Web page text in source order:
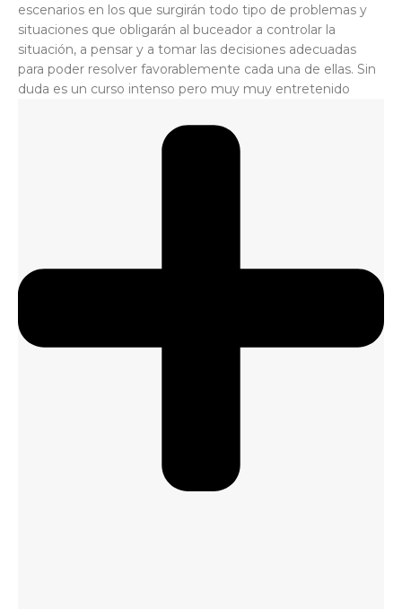
escenarios en los que surgirán todo tipo de problemas y
situaciones que obligarán al buceador a controlar la
situación, a pensar y a tomar las decisiones adecuadas
para poder resolver favorablemente cada una de ellas. Sin
duda es un curso intenso pero muy muy entretenido